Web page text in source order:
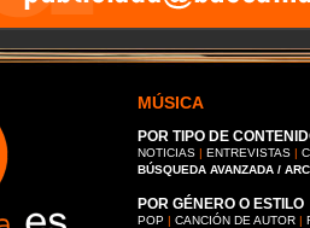
MÚSICA
POR TIPO DE
NOTICIAS | ENTREVISTAS |
BÚSQUEDA AVANZADA /
POR GÉNERO O ESTILO
POP | CANCIÓN DE AUTOR |